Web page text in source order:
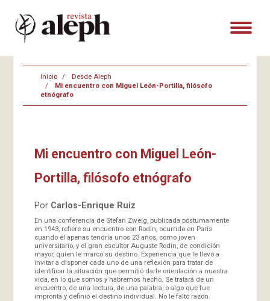
Inicio
Desde Aleph
Mi encuentro con Miguel León-Portilla, filósofo
etnógrafo
Mi encuentro con Miguel León-
Portilla, filósofo etnógrafo
Por Carlos-Enrique Ruiz
En una conferencia de Stefan Zweig, publicada póstumamente
en 1943, refiere su encuentro con Rodin, ocurrido en París
cuando él apenas tendría unos 23 años, como joven
universitario, y el gran escultor Auguste Rodin, de condición
mayor, quien le marcó su destino. Experiencia que le llevó a
invitar a disponer cada uno de una reflexión para tratar de
identificar la situación que permitió darle orientación a nuestra
vida, en lo que somos y habremos hecho. Se tratará de un
encuentro, de una lectura, de una palabra, o algo que fue
impronta y definió el destino individual. No le faltó razón.